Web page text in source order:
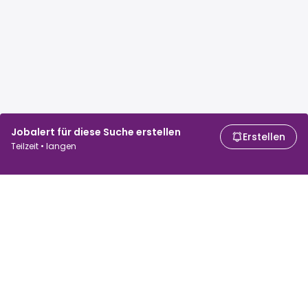
Jobalert für diese Suche erstellen
Teilzeit • langen
Erstellen